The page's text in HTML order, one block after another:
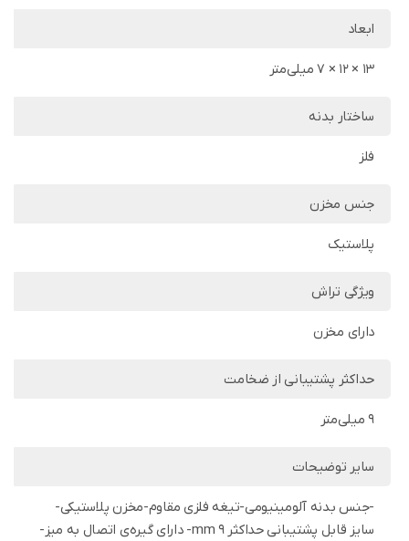
ابعاد
13 × 12 × 7 میلی‌متر
ساختار بدنه
فلز
جنس مخزن
پلاستیک
ویژگی تراش
دارای مخزن
حداکثر پشتیبانی از ضخامت
9 میلی‌متر
سایر توضیحات
-جنس بدنه آلومینیومی-تیغه فلزی مقاوم-مخزن پلاستیکی-
سایز قابل پشتیبانی حداکثر 9 mm- دارای گیره‌ی اتصال به میز-